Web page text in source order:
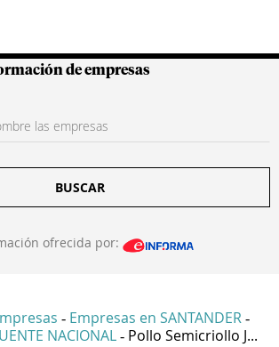
Colombianas
de empresas
BUSCAR
ofrecida por:
- Empresas en SANTANDER -
NACIONAL - Pollo Semicriollo J...